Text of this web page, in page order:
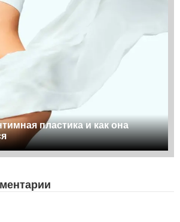
пластика и как она